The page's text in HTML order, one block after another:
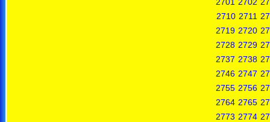
2710 2711
2719 2720
2728 2729
2737 2738
2746 2747
2755 2756
2764 2765
2773 2774